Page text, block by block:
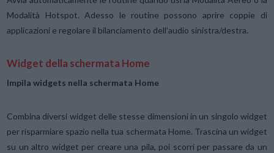
Modalità Hotspot. Adesso le routine possono aprire coppie di
applicazioni e regolare il bilanciamento dell’audio sinistra/destra.
Widget della schermata Home
Impila widgets nella schermata Home
Combina diversi widget delle stesse dimensioni in un singolo widget
per risparmiare spazio nella tua schermata Home. Trascina un widget
su un altro widget per creare una pila, poi scorri per passare da un